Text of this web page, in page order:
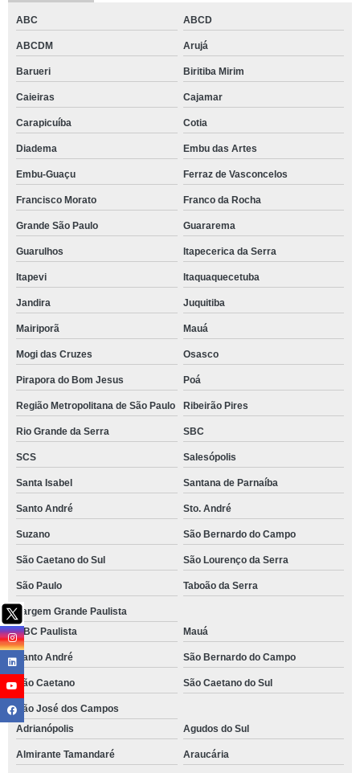
ABC ABCD
ABCDM Arujá
Barueri Biritiba Mirim
Caieiras Cajamar
Carapicuíba Cotia
Diadema Embu das Artes
Embu-Guaçu Ferraz de Vasconcelos
Francisco Morato Franco da Rocha
Grande São Paulo Guararema
Guarulhos Itapecerica da Serra
Itapevi Itaquaquecetuba
Jandira Juquitiba
Mairiporã Mauá
Mogi das Cruzes Osasco
Pirapora do Bom Jesus Poá
Região Metropolitana de São Paulo Ribeirão Pires
Rio Grande da Serra SBC
SCS Salesópolis
Santa Isabel Santana de Parnaíba
Santo André Sto. André
Suzano São Bernardo do Campo
São Caetano do Sul São Lourenço da Serra
São Paulo Taboão da Serra
Vargem Grande Paulista
ABC Paulista
Mauá
Santo André São Bernardo do Campo
São Caetano São Caetano do Sul
São José dos Campos
Adrianópolis
Agudos do Sul
Almirante Tamandaré Araucária